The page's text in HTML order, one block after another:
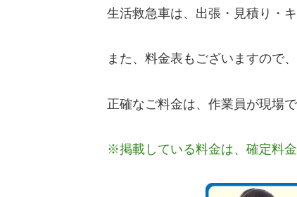
生活救急車は、出張・見積り・
また、料金表もございますので
正確なご料金は、作業員が現場
※掲載している料金は、確定料